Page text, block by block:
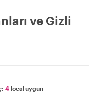
ve Gizli
4 local uygun